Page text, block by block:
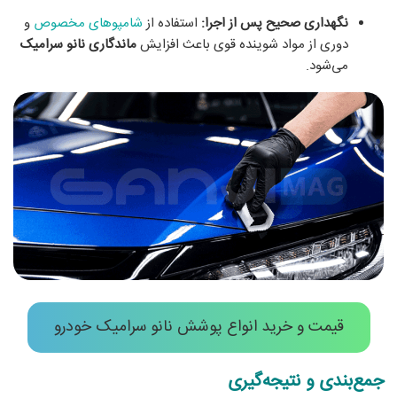
نگهداری صحیح پس از اجرا: استفاده ازشامپوهای مخصوص و
دوری از مواد شوینده قوی باعث افزایشماندگاری نانو سرامیک
می‌شود.
قیمت و خرید انواع پوشش نانو سرامیک خودرو
جمع‌بندی و نتیجه‌گیری